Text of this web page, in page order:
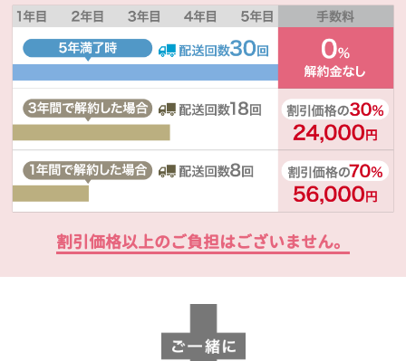
割引価格以上のご負担はございません。